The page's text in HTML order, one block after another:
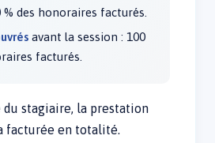
% des honoraires facturés.
avant la session : 100
facturés.
du stagiaire, la prestation
facturée en totalité.